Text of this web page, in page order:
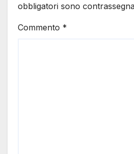
obbligatori sono
Commento *